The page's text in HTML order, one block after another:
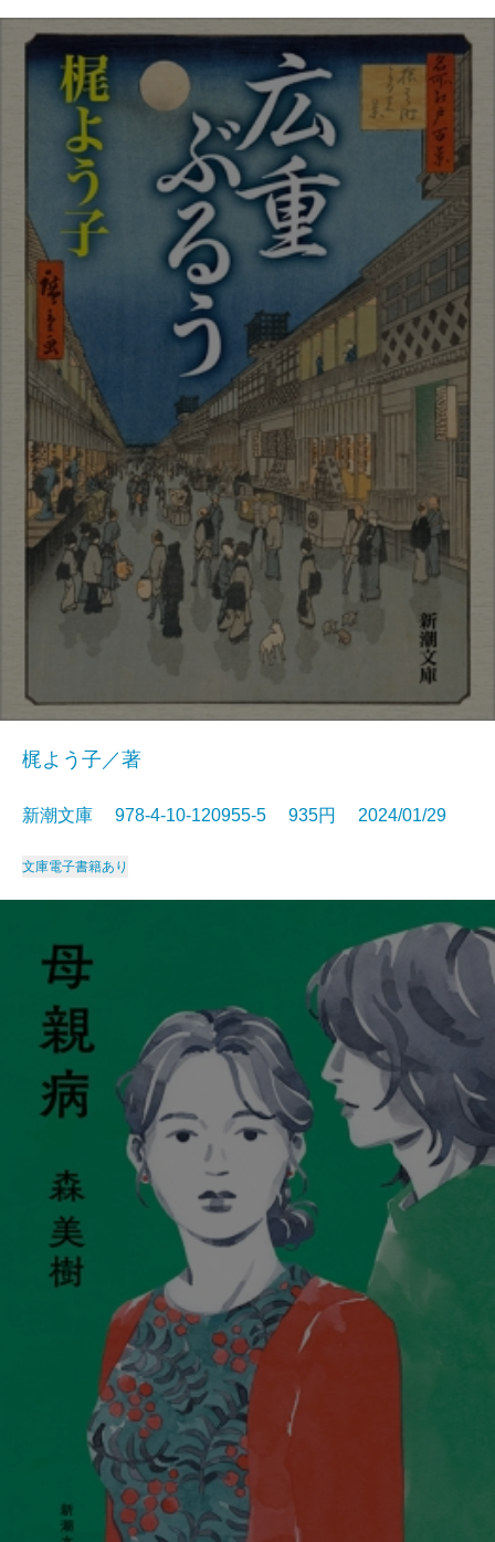
梶よう子／著
新潮文庫 978-4-10-120955-5 935円 2024/01/29
文庫電子書籍あり